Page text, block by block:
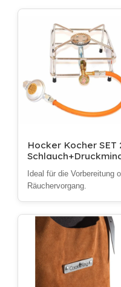
Hocker Kocher SET
Ideal für die Vorbereitung
Räuchervorgang.